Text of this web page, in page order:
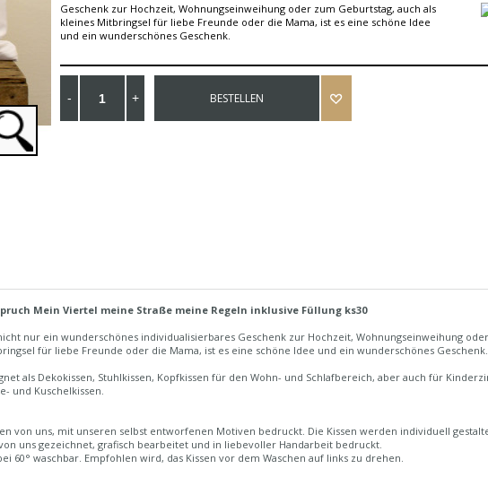
Geschenk zur Hochzeit, Wohnungseinweihung oder zum Geburtstag, auch als
kleines Mitbringsel für liebe Freunde oder die Mama, ist es eine schöne Idee
und ein wunderschönes Geschenk.
BESTELLEN
Mein Viertel meine Straße meine Regeln inklusive Füllung ks30
nur ein wunderschönes individualisierbares Geschenk zur Hochzeit, Wohnungseinweihung
für liebe Freunde oder die Mama, ist es eine schöne Idee und ein wunderschönes Geschenk.
als Dekokissen, Stuhlkissen, Kopfkissen für den Wohn- und Schlafbereich, aber auch für
und Kuschelkissen.
von uns, mit unseren selbst entworfenen Motiven bedruckt. Die Kissen werden individuell
uns gezeichnet, grafisch bearbeitet und in liebevoller Handarbeit bedruckt.
60° waschbar. Empfohlen wird, das Kissen vor dem Waschen auf links zu drehen.